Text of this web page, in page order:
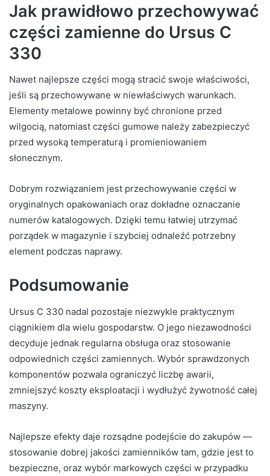
Jak prawidłowo przechowywać
części zamienne do Ursus C
330
Nawet najlepsze części mogą stracić swoje właściwości,
jeśli są przechowywane w niewłaściwych warunkach.
Elementy metalowe powinny być chronione przed
wilgocią, natomiast części gumowe należy zabezpieczyć
przed wysoką temperaturą i promieniowaniem
słonecznym.
Dobrym rozwiązaniem jest przechowywanie części w
oryginalnych opakowaniach oraz dokładne oznaczanie
numerów katalogowych. Dzięki temu łatwiej utrzymać
porządek w magazynie i szybciej odnaleźć potrzebny
element podczas naprawy.
Podsumowanie
Ursus C 330 nadal pozostaje niezwykle praktycznym
ciągnikiem dla wielu gospodarstw. O jego niezawodności
decyduje jednak regularna obsługa oraz stosowanie
odpowiednich części zamiennych. Wybór sprawdzonych
komponentów pozwala ograniczyć liczbę awarii,
zmniejszyć koszty eksploatacji i wydłużyć żywotność całej
maszyny.
Najlepsze efekty daje rozsądne podejście do zakupów —
stosowanie dobrej jakości zamienników tam, gdzie jest to
bezpieczne, oraz wybór markowych części w przypadku